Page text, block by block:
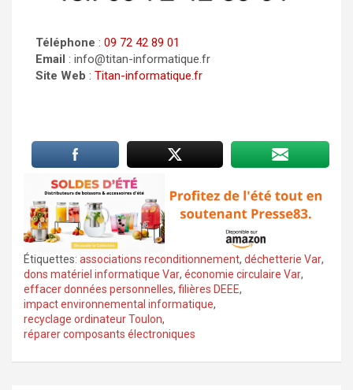
Téléphone : 09 72 42 89 01
Email : info@titan-informatique.fr
Site Web : Titan-informatique.fr
Étiquettes: associations reconditionnement, déchetterie Var,
dons matériel informatique Var, économie circulaire Var,
effacer données personnelles, filières DEEE,
impact environnemental informatique,
recyclage ordinateur Toulon,
réparer composants électroniques